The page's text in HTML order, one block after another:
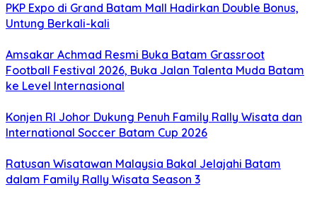
PKP Expo di Grand Batam Mall Hadirkan Double Bonus,
Untung Berkali-kali
Amsakar Achmad Resmi Buka Batam Grassroot
Football Festival 2026, Buka Jalan Talenta Muda Batam
ke Level Internasional
Konjen RI Johor Dukung Penuh Family Rally Wisata dan
International Soccer Batam Cup 2026
Ratusan Wisatawan Malaysia Bakal Jelajahi Batam
dalam Family Rally Wisata Season 3